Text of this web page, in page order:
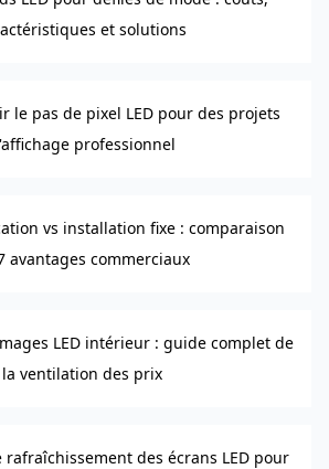
et solutions
le pas de pixel LED pour des projets
professionnel
vs installation fixe : comparaison
avantages commerciaux
LED intérieur : guide complet de
la ventilation des prix
des écrans LED pour